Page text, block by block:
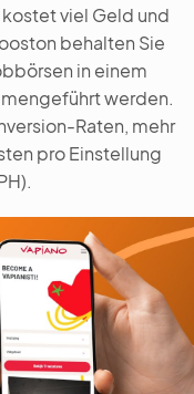
viel Geld und
behalten Sie
in einem
werden.
Raten, mehr
pro Einstellung